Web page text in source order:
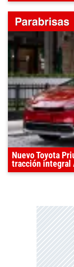
Nuevo Toyota
tracción integral